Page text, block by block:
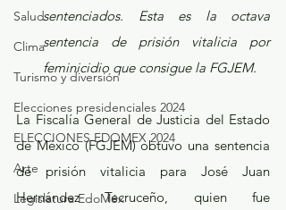
Salud
Clima
Turismo y diversión
Elecciones presidenciales 2024
ELECCIONES EDOMEX 2024
Arte
Legislatura EdoMéx
sentenciados. Esta es la octava
sentencia de prisión vitalicia por
feminicidio que consigue la FGJEM.
La Fiscalía General de Justicia del Estado
de México (FGJEM) obtuvo una sentencia
de prisión vitalicia para José Juan
Hernández Tecruceño, quien fue